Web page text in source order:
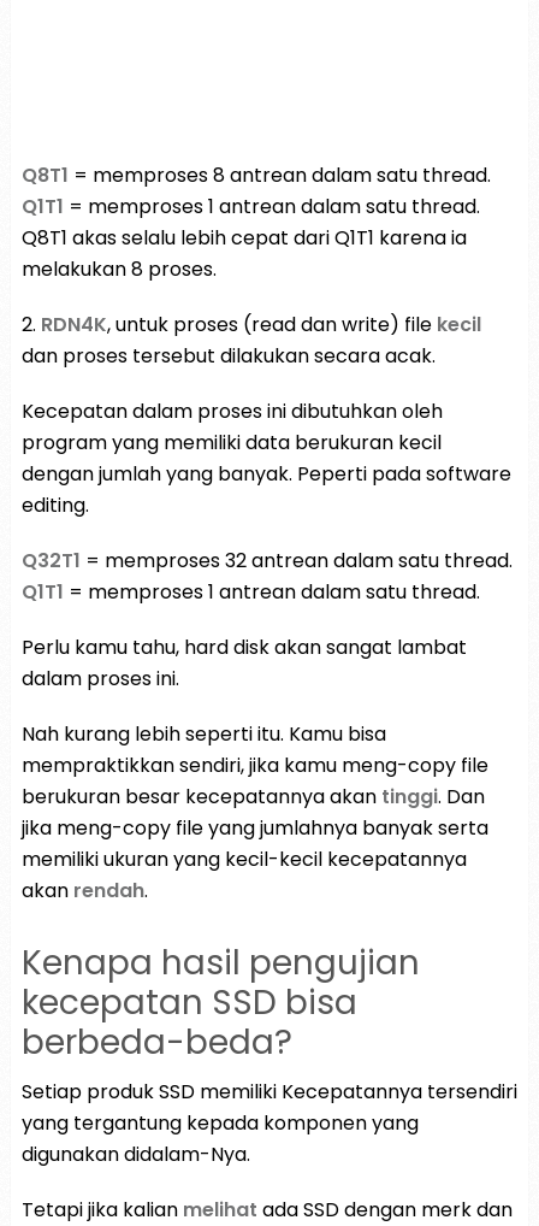
Q8T1 = memproses 8 antrean dalam satu thread.
Q1T1 = memproses 1 antrean dalam satu thread.
Q8T1 akas selalu lebih cepat dari Q1T1 karena ia
melakukan 8 proses.
2. RDN4K, untuk proses (read dan write) file kecil
dan proses tersebut dilakukan secara acak.
Kecepatan dalam proses ini dibutuhkan oleh
program yang memiliki data berukuran kecil
dengan jumlah yang banyak. Peperti pada software
editing.
Q32T1 = memproses 32 antrean dalam satu thread.
Q1T1 = memproses 1 antrean dalam satu thread.
Perlu kamu tahu, hard disk akan sangat lambat
dalam proses ini.
Nah kurang lebih seperti itu. Kamu bisa
mempraktikkan sendiri, jika kamu meng-copy file
berukuran besar kecepatannya akan tinggi. Dan
jika meng-copy file yang jumlahnya banyak serta
memiliki ukuran yang kecil-kecil kecepatannya
akan rendah.
Kenapa hasil pengujian
kecepatan SSD bisa
berbeda-beda?
Setiap produk SSD memiliki Kecepatannya tersendiri
yang tergantung kepada komponen yang
digunakan didalam-Nya.
Tetapi jika kalian melihat ada SSD dengan merk dan